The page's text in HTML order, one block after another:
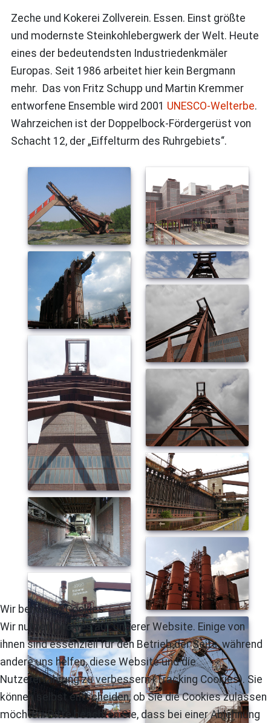
Zeche und Kokerei Zollverein. Essen. Einst größte
und modernste Steinkohlebergwerk der Welt. Heute
eines der bedeutendsten Industriedenkmäler
Europas. Seit 1986 arbeitet hier kein Bergmann
mehr. Das von Fritz Schupp und Martin Kremmer
entworfene Ensemble wird 2001 UNESCO-Welterbe.
Wahrzeichen ist der Doppelbock-Fördergerüst von
Schacht 12, der „Eiffelturm des Ruhrgebiets“.
Wir benutzen Cookies
Wir nutzen Cookies auf unserer Website. Einige von
ihnen sind essenziell für den Betrieb der Seite, während
andere uns helfen, diese Website und die
Nutzererfahrung zu verbessern (Tracking Cookies). Sie
können selbst entscheiden, ob Sie die Cookies zulassen
möchten. Bitte beachten Sie, dass bei einer Ablehnung